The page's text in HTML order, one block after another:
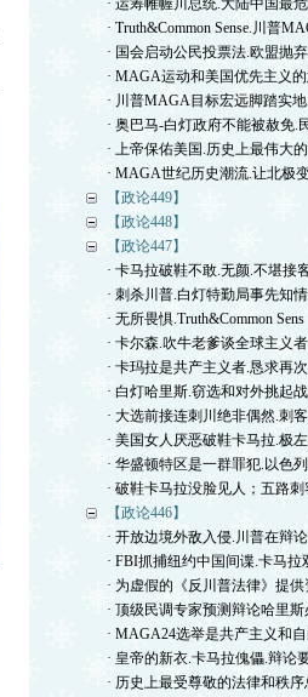
· 运筹帷幄川总统.大陆中国最
· Truth&Common Sense.川普
· 国会启动公民投票法.欧盟抛
· MAGA运动和美国优先主义
· 川普MAGA目标宏远脚踏实
· 奥巴马-白灯政府不能被赦免.
· 上帝保佑美国.历史上最伟大
· MAGA世纪历史潮流.让北极
【政论449】
【政论448】
【政论447】
· 卡马拉破鞋不敢.无颜.不堪接
· 刺杀川普.白灯特勤局事先知
· 无所畏惧.Truth&Common Sens
· 卡尔森.吹牛老爹谈全球主义
· 卡玛拉是共产主义者.恳求再
· 白灯哈里斯.窃选和对外挑起
· 大选前接连刺川绝非偶然.刺
· 美国女人厌恶破鞋卡马拉.极
· 华盛顿特区是一群罪犯.以色
· 破鞋卡马拉没脸见人；五路刺
【政论446】
· 开放边境外敌入侵.川普在辩
· FBI抓捕纽约中国间谍.卡马拉
· 为虚假的《反川普法律》提供
· 顶级民调专家预测辩论哈里斯
· MAGA24选举是共产主义和
· 皇帝的新衣.卡马拉傀儡.辩论
· 历史上最受尊敬的法律和秩序